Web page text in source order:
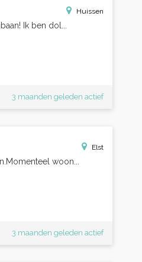
Huissen
Ik ben dol...
3 maanden geleden actief
Elst
woon...
3 maanden geleden actief